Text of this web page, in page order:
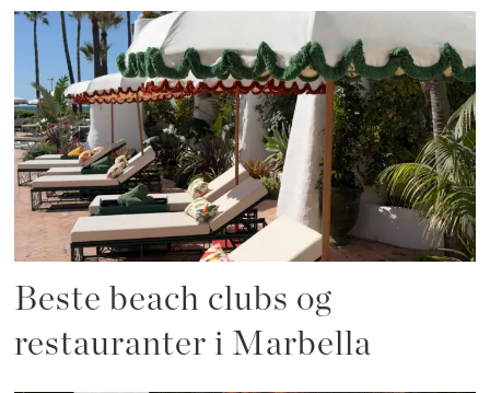
Beste beach clubs og
restauranter i Marbella